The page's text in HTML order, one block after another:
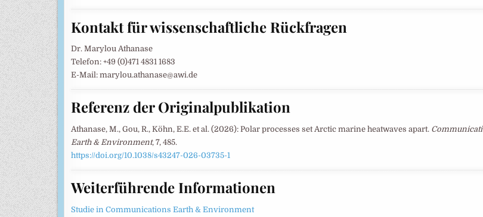
Kontakt für wissenschaftliche Rückfragen
Dr. Marylou Athanase
Telefon: +49 (0)471 4831 1683
E-Mail: marylou.athanase@awi.de
Referenz der Originalpublikation
Athanase, M., Gou, R., Köhn, E.E. et al. (2026): Polar processes set Arctic marine heatwaves apart.
Earth & Environment, 7, 485.
https://doi.org/10.1038/s43247-026-03735-1
Weiterführende Informationen
Studie in Communications Earth & Environment